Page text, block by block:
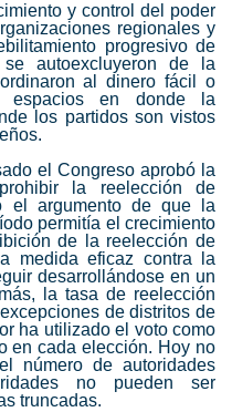
y control del poder
regionales y
progresivo de
autoexcluyeron de la
al dinero fácil o
espacios en donde la
los partidos son vistos
el Congreso aprobó la
la reelección de
el argumento de que la
permitía el crecimiento
de la reelección de
medida eficaz contra la
desarrollándose en un
la tasa de reelección
de distritos de
ha utilizado el voto como
en cada elección. Hoy no
número de autoridades
no pueden ser
truncadas.